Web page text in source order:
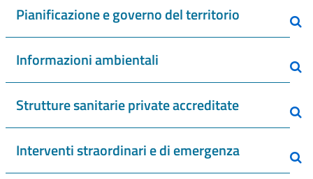
Pianificazione e governo del territorio
Informazioni ambientali
Strutture sanitarie private accreditate
Interventi straordinari e di emergenza